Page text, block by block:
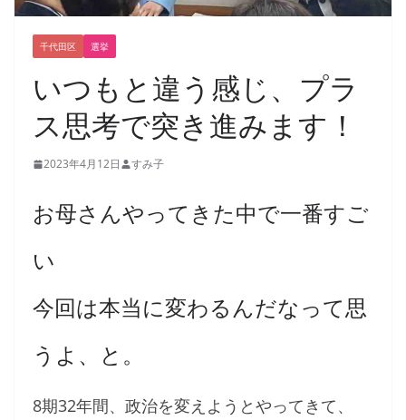
千代田区 選挙
いつもと違う感じ、プラ
ス思考で突き進みます！
2023年4月12日 すみ子
お母さんやってきた中で一番すご
い
今回は本当に変わるんだなって思
うよ、と。
8期32年間、政治を変えようとやってきて、